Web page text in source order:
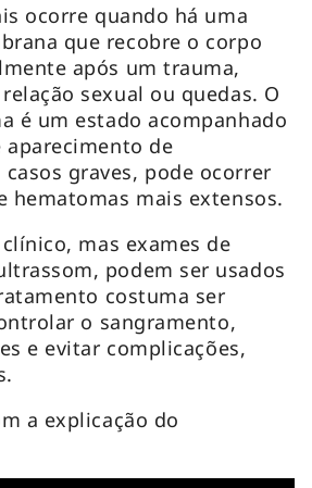
ocorre quando há uma
que recobre o corpo
após um trauma,
sexual ou quedas. O
é um estado acompanhado
de
graves, pode ocorrer
hematomas mais extensos.
mas exames de
podem ser usados
costuma ser
o sangramento,
e evitar complicações,
a explicação do